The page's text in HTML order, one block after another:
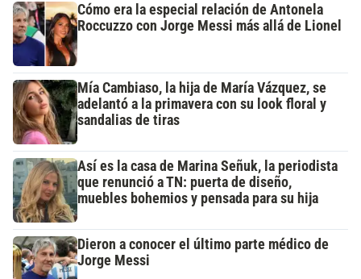
Cómo era la especial relación de Antonela
Roccuzzo con Jorge Messi más allá de Lionel
Mía Cambiaso, la hija de María Vázquez, se
adelantó a la primavera con su look floral y
sandalias de tiras
Así es la casa de Marina Señuk, la periodista
que renunció a TN: puerta de diseño,
muebles bohemios y pensada para su hija
Dieron a conocer el último parte médico de
Jorge Messi